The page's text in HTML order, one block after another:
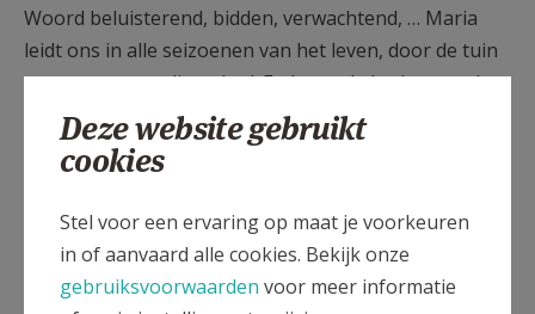
Woord beluisterend, bidden, verwachtend, … Maria
leidt ons in alle seizoenen van het leven, door de tuin
van een eenvoudig gebed. En langs de kralen van de
rozenkrans brengt zij ons naar de Heer Jezus.
Wandelend langs de wondere mysteries, de
heilswegen, wijst zij ons
voor ons wil zijn.
Wij bidden in deze rozenkransmaand graag met U, in
de beslotenheid van het eigen hart, of wekelijks op
maandag om 15u in de kerk van Doorslaar
Deze website gebruikt
cookies
Stel voor een ervaring op maat je voorkeuren
in of aanvaard alle cookies. Bekijk onze
gebruiksvoorwaarden voor meer informatie